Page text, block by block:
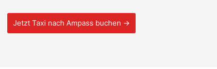
Jetzt Taxi nach Ampass buchen →